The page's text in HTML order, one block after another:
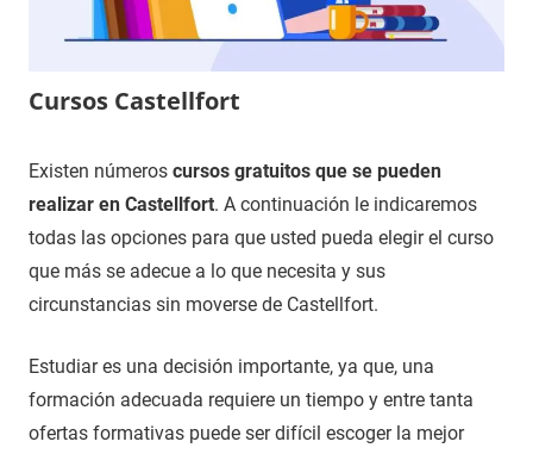
Cursos Castellfort
15
de
noviembre
2020
Maria
Cursos
en
Castellón
Existen números cursos gratuitos que se pueden
realizar en Castellfort. A continuación le indicaremos
todas las opciones para que usted pueda elegir el curso
que más se adecue a lo que necesita y sus
circunstancias sin moverse de Castellfort.
Estudiar es una decisión importante, ya que, una
formación adecuada requiere un tiempo y entre tanta
ofertas formativas puede ser difícil escoger la mejor